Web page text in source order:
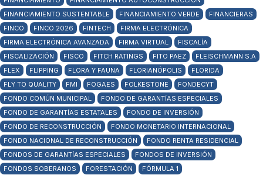
FINANCIAMIENTO SUSTENTABLE
FINANCIAMIENTO VERDE
FINANCIERAS
FINCO
FINCO 2026 FINTECH
FIRMA ELECTRÓNICA
FIRMA ELECTRÓNICA AVANZADA
FIRMA VIRTUAL
FISCALÍA
FISCALIZACIÓN
FISCO FITCH RATINGS FITO PAEZ
FLEISCHMANN S.A
FLEX
FLIPPING FLORA Y FAUNA FLORIANÓPOLIS
FLORIDA
FLY TO QUALITY
FMI FOGAES FOLKESTONE
FONDECYT
FONDO COMÚN MUNICIPAL
FONDO DE GARANTÍAS ESPECIALES
FONDO DE GARANTÍAS ESTATALES
FONDO DE INVERSIÓN
FONDO DE RECONSTRUCCIÓN
FONDO MONETARIO INTERNACIONAL
FONDO NACIONAL DE RECONSTRUCCIÓN
FONDO RENTA RESIDENCIAL
FONDOS DE GARANTÍAS ESPECIALES
FONDOS DE INVERSIÓN
FONDOS SOBERANOS
FORESTACIÓN
FÓRMULA 1